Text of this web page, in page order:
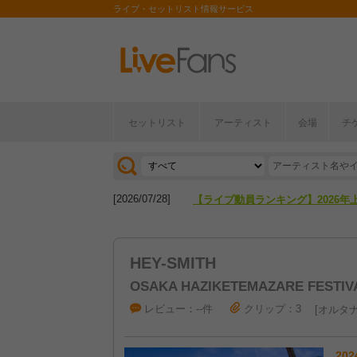
ライブ・セットリスト情報サービス
セットリスト アーティスト 会場 チ
[2026/04/27] 【フェス特集2026】フェス情報は
[2026/07/28] 【ライブ動員ランキング】2026年
HEY-SMITH
OSAKA HAZIKETEMAZARE
レビュー：--件 クリップ：3 オルタ